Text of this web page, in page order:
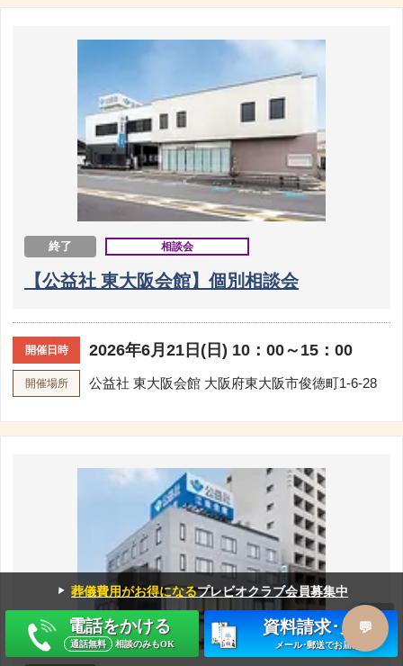
終了 相談会
【公益社 東大阪会館】個別相談会
開催日時 2026年6月21日(日) 10：00～15：00
開催場所 公益社 東大阪会館 大阪府東大阪市俊徳町1-6-28
▼ 葬儀費用がお得になるプレビオクラブ会員募集中
電話をかける
通話無料 相談のみもOK
資料請求･見積
メール･郵送でお届け